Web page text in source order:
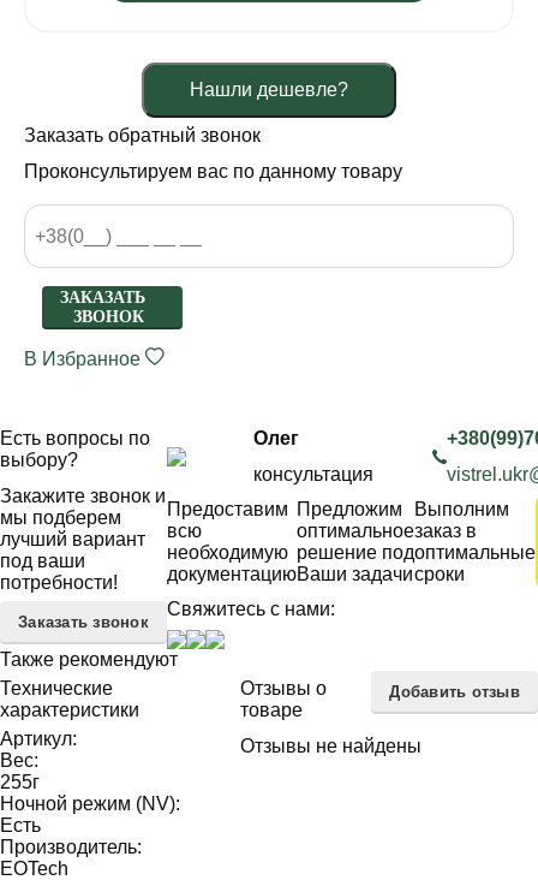
Нашли дешевле?
Заказать обратный звонок
Проконсультируем вас по данному товару
ЗАКАЗАТЬ
ЗВОНОК
В Избранное
Есть вопросы по
выбору?
Закажите звонок и
мы подберем
лучший вариант
под ваши
потребности!
Заказать звонок
Олег
консультация
Предоставим
всю
необходимую
документацию
Предложим
оптимальное
решение под
Ваши задачи
Выполним
заказ в
оптимальные
сроки
Свяжитесь с нами:
Также рекомендуют
Технические
характеристики
Артикул:
Вес:
255г
Ночной режим (NV):
Есть
Производитель:
EOTech
Отзывы о
товаре
Добавить отзыв
Отзывы не найдены